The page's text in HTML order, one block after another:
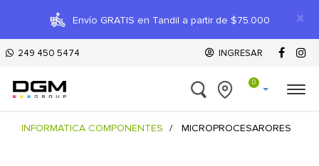
×
Envío GRATIS en Tandil a partir de $75.000
249 450 5474 INGRESAR
0
INFORMATICA COMPONENTES MICROPROCESARORES